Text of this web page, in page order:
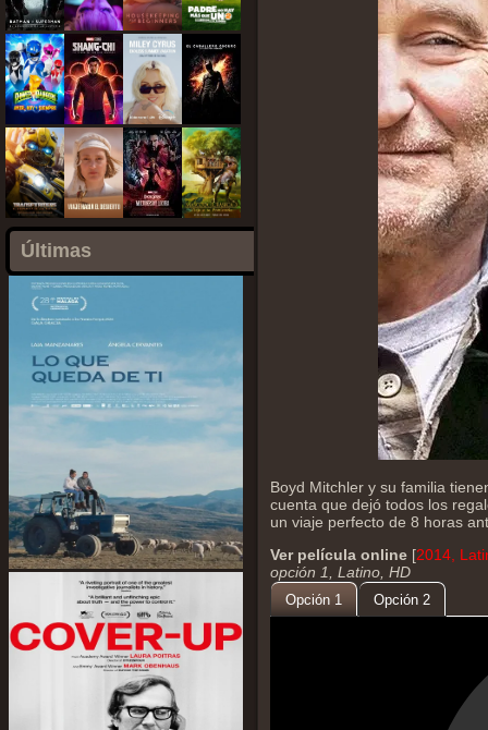
Últimas
Boyd Mitchler y su familia
cuenta que dejó todos los
un viaje perfecto de 8 horas
Ver película online [2014,
opción 1, Latino, HD
Opción 1 Opción 2